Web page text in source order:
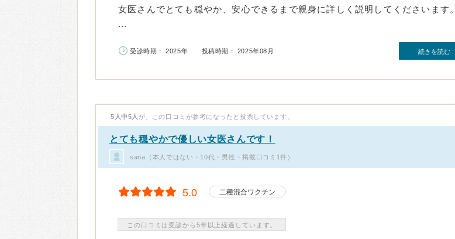
女医さんでとても穏やか、安心できるまで親身に詳しく説明してくださいます。
...
受診時期： 2025年 投稿時期： 2025年08月 続きを読む
5人中5人 が、この口コミが参考になったと投票しています。
とても穏やかで優しい女医さんです！
sana（本人ではない・10代・男性・掲載口コミ1件）
5.0 二種混合ワクチン
この口コミは受診から5年以上経過しています。